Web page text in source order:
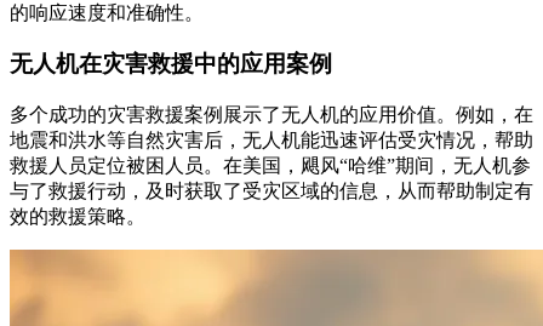
的响应速度和准确性。
无人机在灾害救援中的应用案例
多个成功的灾害救援案例展示了无人机的应用价值。例如，在
地震和洪水等自然灾害后，无人机能迅速评估受灾情况，帮助
救援人员定位被困人员。在美国，飓风“哈维”期间，无人机参
与了救援行动，及时获取了受灾区域的信息，从而帮助制定有
效的救援策略。